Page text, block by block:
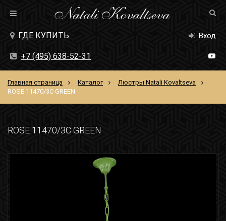
+7 (495) 638-52-31
ГДЕ КУПИТЬ Вход
Главная страница Каталог
Люстры Natali Kovaltseva
ROSE 11470/3C GREEN
ROSE 11470/3C GREEN